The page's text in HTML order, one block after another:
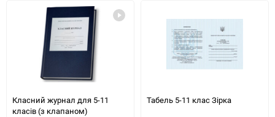
порівняння
Класний журнал для 5-11
класів (з клапаном)
Табель 5-11 клас Зірка